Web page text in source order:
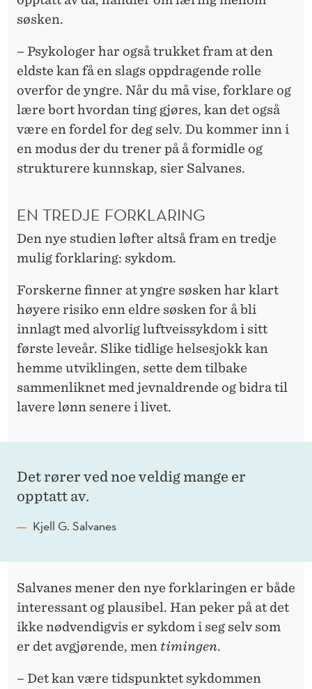
søsken.
– Psykologer har også trukket fram at den
eldste kan få en slags oppdragende rolle
overfor de yngre. Når du må vise, forklare og
lære bort hvordan ting gjøres, kan det også
være en fordel for deg selv. Du kommer inn i
en modus der du trener på å formidle og
strukturere kunnskap, sier Salvanes.
EN TREDJE FORKLARING
Den nye studien løfter altså fram en tredje
mulig forklaring: sykdom.
Forskerne finner at yngre søsken har klart
høyere risiko enn eldre søsken for å bli
innlagt med alvorlig luftveissykdom i sitt
første leveår. Slike tidlige helsesjokk kan
hemme utviklingen, sette dem tilbake
sammenliknet med jevnaldrende og bidra til
lavere lønn senere i livet.
Det rører ved noe veldig mange er
opptatt av.
Kjell G. Salvanes
Salvanes mener den nye forklaringen er både
interessant og plausibel. Han peker på at det
ikke nødvendigvis er sykdom i seg selv som
er det avgjørende, men timingen.
– Det kan være tidspunktet sykdommen